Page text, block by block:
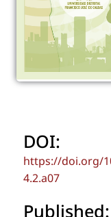
DOI:
https://doi.org/
4.2.a07
Published: